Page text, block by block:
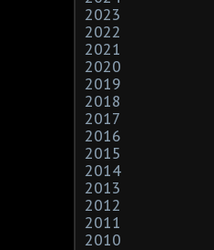
2023
2022
2021
2020
2019
2018
2017
2016
2015
2014
2013
2012
2011
2010